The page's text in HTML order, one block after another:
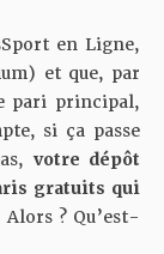
en Ligne,
et que, par
pari principal,
si ça passe
votre dépôt
gratuits qui
Alors ? Qu’est-